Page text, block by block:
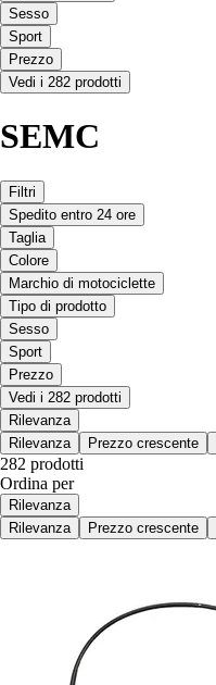
Sesso
Sport
Prezzo
Vedi i 282 prodotti
SEMC
Filtri
Spedito entro 24 ore
Taglia
Colore
Marchio di motociclette
Tipo di prodotto
Sesso
Sport
Prezzo
Vedi i 282 prodotti
Rilevanza
Rilevanza
Prezzo crescente
282 prodotti
Ordina per
Rilevanza
Rilevanza
Prezzo crescente